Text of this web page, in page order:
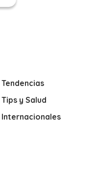
Tendencias
Tips y Salud
Internacionales